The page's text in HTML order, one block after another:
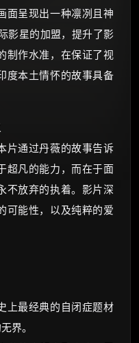
面呈现出一种凛冽且神
影星的加盟，提升了影
制作水准，在保证了视
度本土情怀的故事具备
片通过丹薇的故事告诉
超凡的能力，而在于面
不放弃的执着。影片深
可能性，以及纯粹的爱
上最经典的自闭症题材
界。